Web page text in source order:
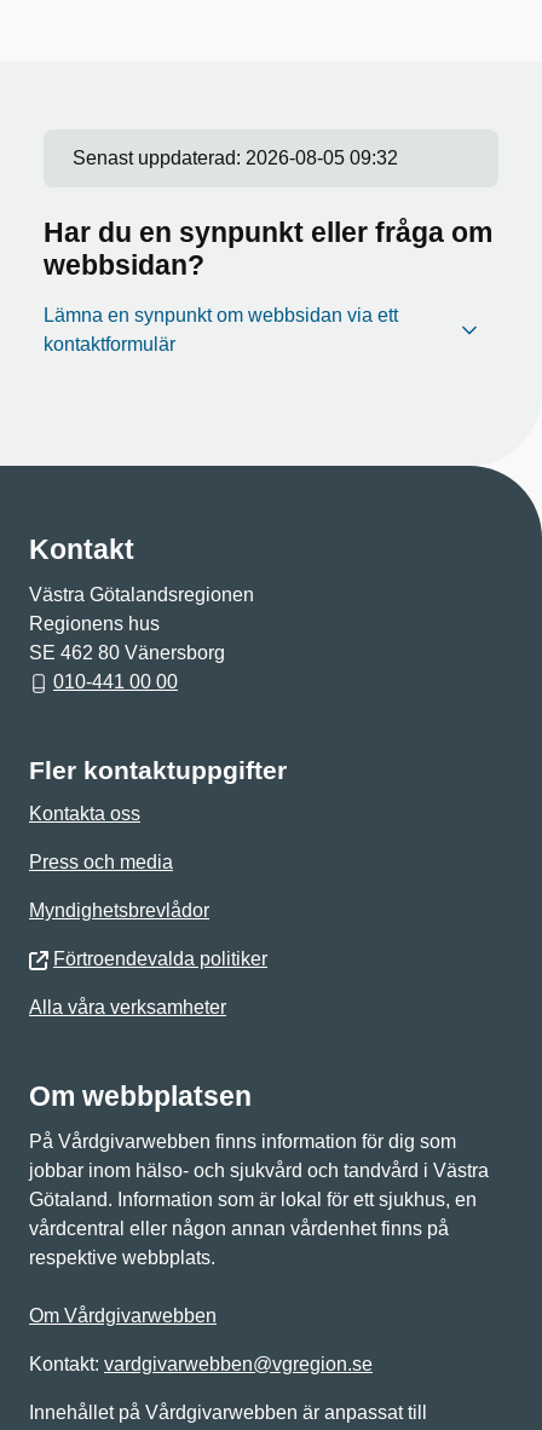
Senast uppdaterad: 2026-08-05 09:32
Har du en synpunkt eller fråga om
webbsidan?
Lämna en synpunkt om webbsidan via ett
kontaktformulär
Kontakt
Västra Götalandsregionen
Regionens hus
SE 462 80 Vänersborg
010-441 00 00
Fler kontaktuppgifter
Kontakta oss
Press och media
Myndighetsbrevlådor
Förtroendevalda politiker
Alla våra verksamheter
Om webbplatsen
På Vårdgivarwebben finns information för dig som
jobbar inom hälso- och sjukvård och tandvård i Västra
Götaland. Information som är lokal för ett sjukhus, en
vårdcentral eller någon annan vårdenhet finns på
respektive webbplats.
Om Vårdgivarwebben
Kontakt: vardgivarwebben@vgregion.se
Innehållet på Vårdgivarwebben är anpassat till